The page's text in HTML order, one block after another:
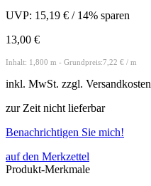
UVP: 15,19 € / 14% sparen
13,00 €
Inhalt: 1,800 m - Grundpreis:7,22 € / m
inkl. MwSt. zzgl. Versandkosten
zur Zeit nicht lieferbar
Benachrichtigen Sie mich!
auf den Merkzettel
Produkt-Merkmale